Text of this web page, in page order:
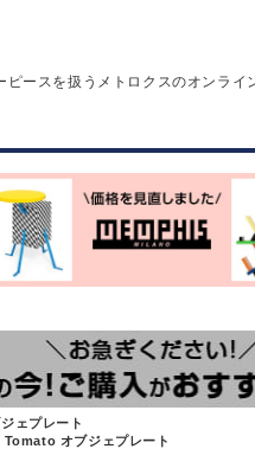
ースを扱うメトロクスのオンライ
ェプレート
Tomato オブジェプレート